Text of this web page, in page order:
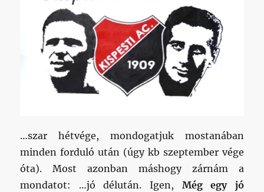
…szar hétvége, mondogatjuk mostanában
minden forduló után (úgy kb szeptember vége
óta). Most azonban máshogy zárnám a
mondatot: …jó délután. Igen, Még egy jó